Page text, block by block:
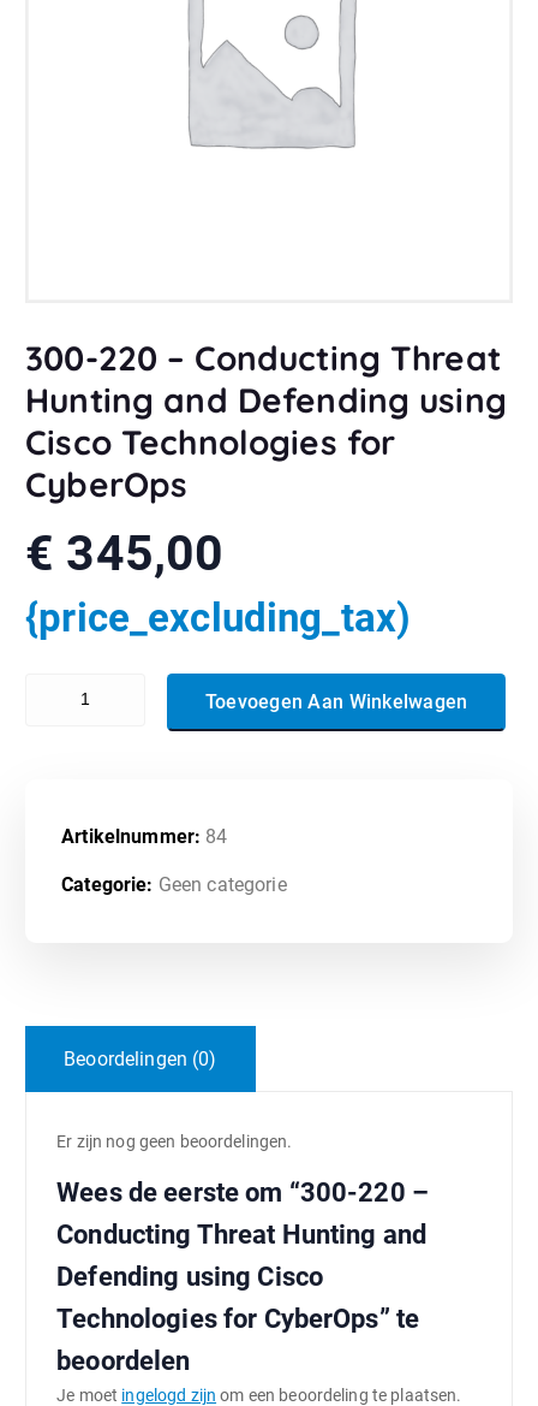
300-220 – Conducting Threat
Hunting and Defending using
Cisco Technologies for
CyberOps
€ 345,00
{price_excluding_tax)
Toevoegen Aan Winkelwagen
Artikelnummer: 84
Categorie: Geen categorie
Beoordelingen (0)
Er zijn nog geen beoordelingen.
Wees de eerste om “300-220 –
Conducting Threat Hunting and
Defending using Cisco
Technologies for CyberOps” te
beoordelen
Je moet ingelogd zijn om een beoordeling te plaatsen.